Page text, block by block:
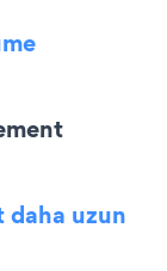
daha uzun